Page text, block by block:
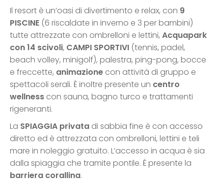
Il resort è un’oasi di divertimento e relax, con 9
PISCINE (6 riscaldate in inverno e 3 per bambini)
tutte attrezzate con ombrelloni e lettini, Acquapark
con 14 scivoli, CAMPI SPORTIVI (tennis, padel,
beach volley, minigolf), palestra, ping-pong, bocce
e freccette, animazione con attività di gruppo e
spettacoli serali. È inoltre presente un centro
wellness con sauna, bagno turco e trattamenti
rigeneranti.
La SPIAGGIA privata di sabbia fine è con accesso
diretto ed è attrezzata con ombrelloni, lettini e teli
mare in noleggio gratuito. L’accesso in acqua è sia
dalla spiaggia che tramite pontile. È presente la
barriera corallina.